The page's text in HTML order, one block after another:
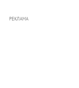
РЕКЛАМА